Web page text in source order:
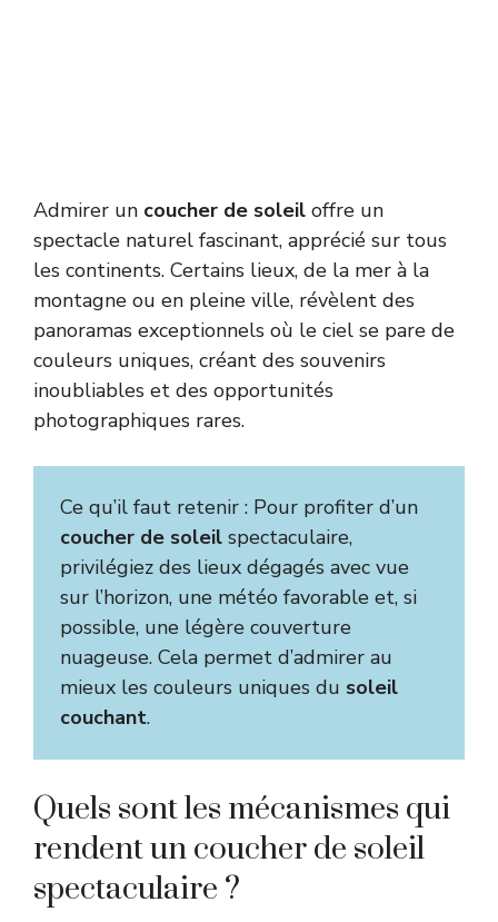
Admirer un coucher de soleil offre un
spectacle naturel fascinant, apprécié sur tous
les continents. Certains lieux, de la mer à la
montagne ou en pleine ville, révèlent des
panoramas exceptionnels où le ciel se pare de
couleurs uniques, créant des souvenirs
inoubliables et des opportunités
photographiques rares.
Ce qu’il faut retenir : Pour profiter d’un
coucher de soleil spectaculaire,
privilégiez des lieux dégagés avec vue
sur l’horizon, une météo favorable et, si
possible, une légère couverture
nuageuse. Cela permet d’admirer au
mieux les couleurs uniques du soleil
couchant.
Quels sont les mécanismes qui
rendent un coucher de soleil
spectaculaire ?